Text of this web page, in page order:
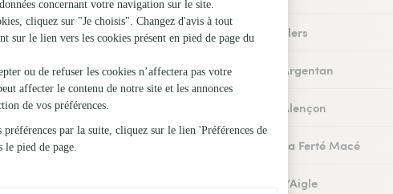
Fleuristes à Flers
Fleuristes à Argentan
Fleuristes à Alençon
Fleuristes à La Ferté Macé
Fleuristes à L’Aigle